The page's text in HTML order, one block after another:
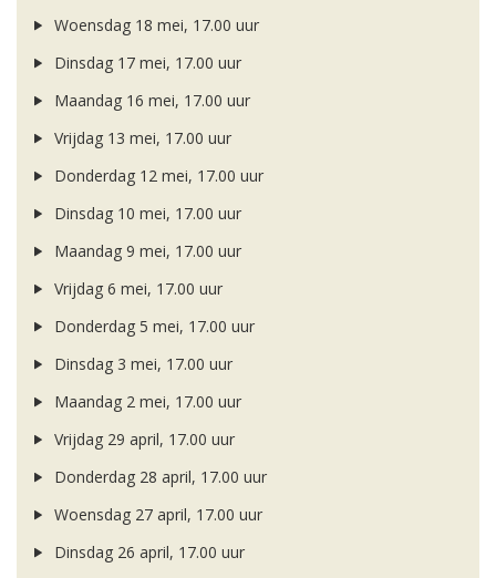
Woensdag 18 mei, 17.00 uur
Dinsdag 17 mei, 17.00 uur
Maandag 16 mei, 17.00 uur
Vrijdag 13 mei, 17.00 uur
Donderdag 12 mei, 17.00 uur
Dinsdag 10 mei, 17.00 uur
Maandag 9 mei, 17.00 uur
Vrijdag 6 mei, 17.00 uur
Donderdag 5 mei, 17.00 uur
Dinsdag 3 mei, 17.00 uur
Maandag 2 mei, 17.00 uur
Vrijdag 29 april, 17.00 uur
Donderdag 28 april, 17.00 uur
Woensdag 27 april, 17.00 uur
Dinsdag 26 april, 17.00 uur